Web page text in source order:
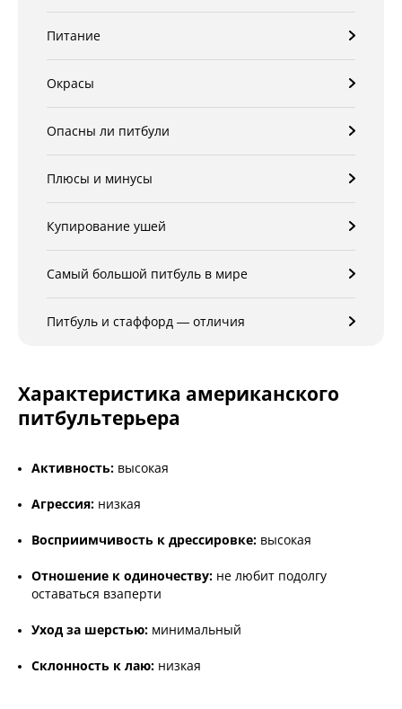
Питание
Окрасы
Опасны ли питбули
Плюсы и минусы
Купирование ушей
Самый большой питбуль в мире
Питбуль и стаффорд — отличия
Характеристика американского
питбультерьера
Активность: высокая
Агрессия: низкая
Восприимчивость к дрессировке: высокая
Отношение к одиночеству: не любит подолгу
оставаться взаперти
Уход за шерстью: минимальный
Склонность к лаю: низкая